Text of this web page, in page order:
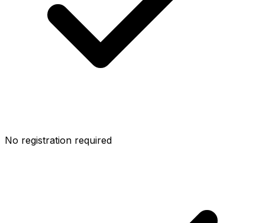
No registration required